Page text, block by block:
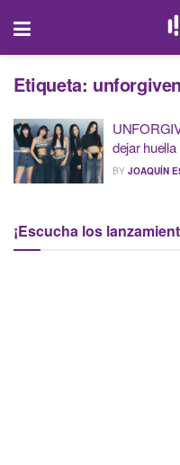
Etiqueta: unforgiven
dejar huella
BY JOAQUÍN
¡Escucha los